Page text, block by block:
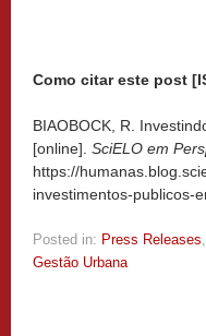
Como citar este post
BIAOBOCK, R.
[online]. SciELO em
https://
investimentos-publicos-
Posted in: Press Releases,
Gestão Urbana